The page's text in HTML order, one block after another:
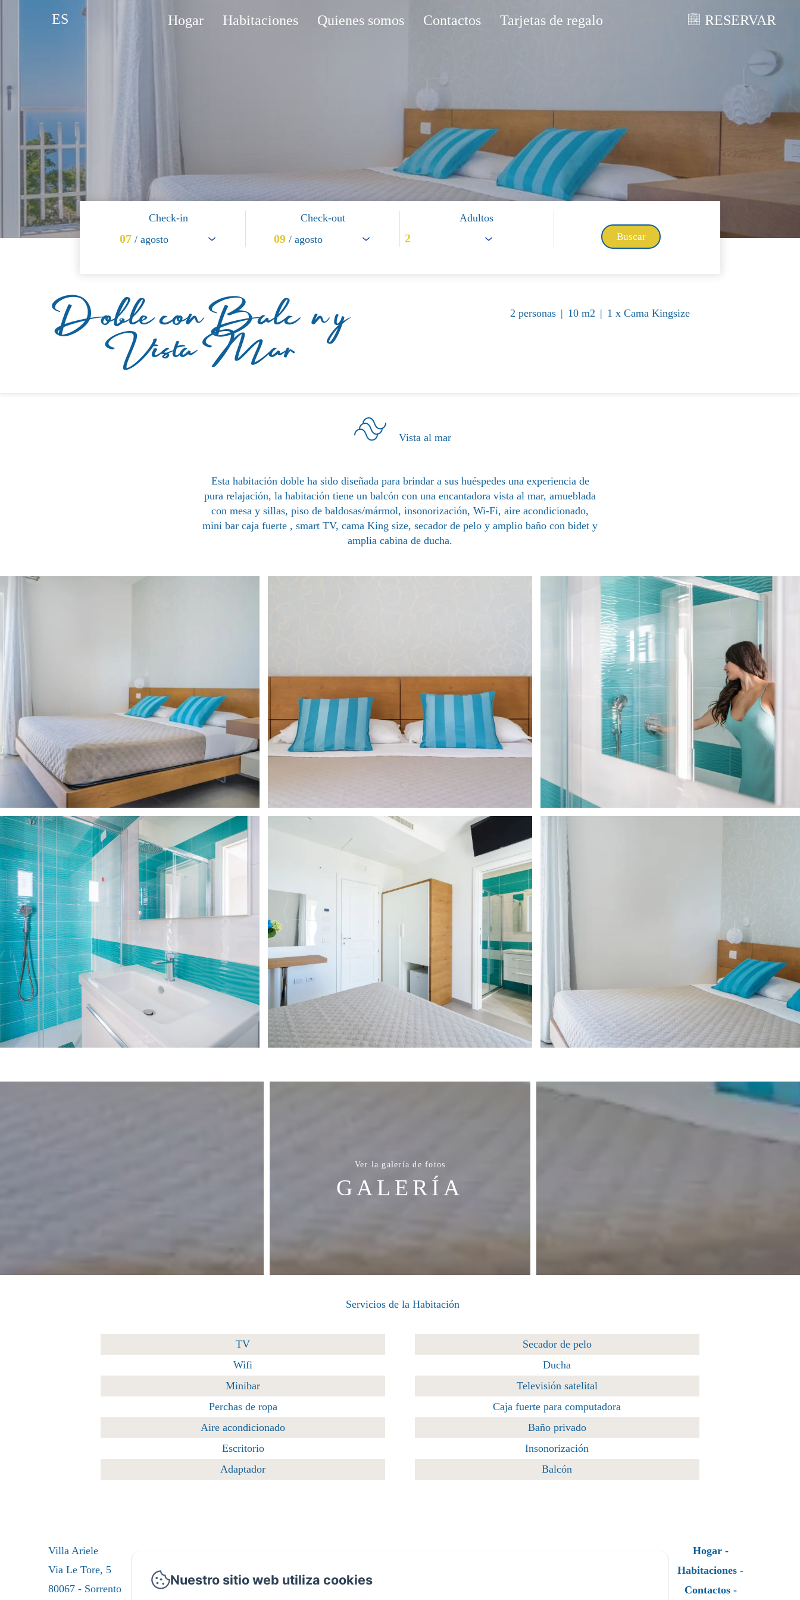
ES Hogar Habitaciones Quienes somos Contactos Tarjetas de regalo RESERVAR
Check-in
07 / agosto
Check-out
09 / agosto
Adultos
Buscar
Doble con Balcón y
Vista Mar
2 personas | 10 m2 | 1 x Cama Kingsize
Vista al mar
Esta habitación doble ha sido diseñada para brindar a sus huéspedes una experiencia de
pura relajación, la habitación tiene un balcón con una encantadora vista al mar, amueblada
con mesa y sillas, piso de baldosas/mármol, insonorización, Wi-Fi, aire acondicionado,
mini bar caja fuerte , smart TV, cama King size, secador de pelo y amplio baño con bidet y
amplia cabina de ducha.
Ver la galería de fotos
GALERÍA
Servicios de la Habitación
TV
Wifi
Minibar
Perchas de ropa
Aire acondicionado
Escritorio
Adaptador
Secador de pelo
Ducha
Televisión satelital
Caja fuerte para computadora
Baño privado
Insonorización
Balcón
Villa Ariele
Via Le Tore, 5
80067 - Sorrento
Hogar
Habitaciones
Contactos
Nuestro sitio web utiliza cookies